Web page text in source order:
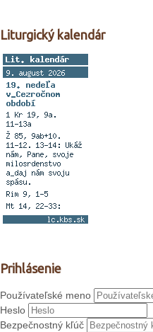
Liturgický kalendár
Prihlásenie
Používateľské meno
Heslo
Bezpečnostný kľúč